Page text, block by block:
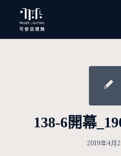
138-6開幕
2019年4月